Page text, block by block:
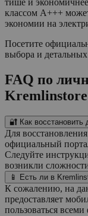
классом A+++
экономии на
Посетите
выбора и
FAQ по
Kremlinstore
🔐 Как
Для
официальный
Следуйте
возникли
📱 Есть ли в
К сожалению, на
предоставляет
пользоваться